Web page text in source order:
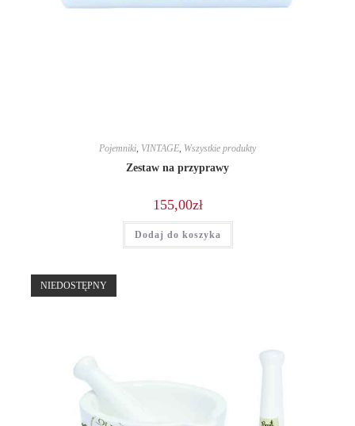
Pojemniki, VINTAGE, Wszystkie produkty
Zestaw na przyprawy
155,00zł
Dodaj do koszyka
NIEDOSTĘPNY